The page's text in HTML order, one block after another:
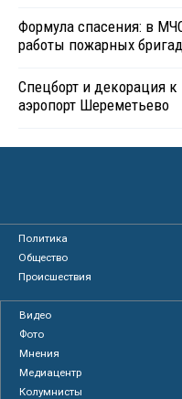
Формула спасения: в
работы пожарных бригад
Спецборт и декорация
аэропорт Шереметьево
Политика
Общество
Происшествия
Видео
Фото
Мнения
Медиацентр
Колумнисты